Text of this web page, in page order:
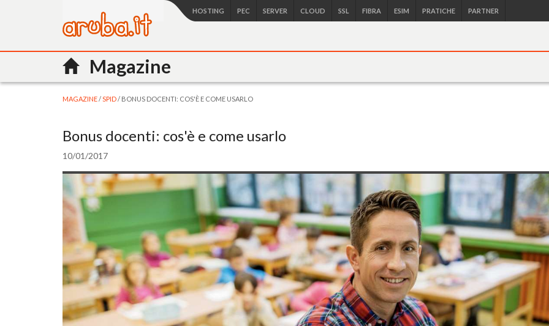
HOSTING PEC SERVER CLOUD SSL FIBRA ESIM PRATICHE PARTNER
Magazine
MAGAZINE/SPID/ BONUS DOCENTI: COS'È E COME USARLO
Bonus docenti: cos'è e come usarlo
10/01/2017